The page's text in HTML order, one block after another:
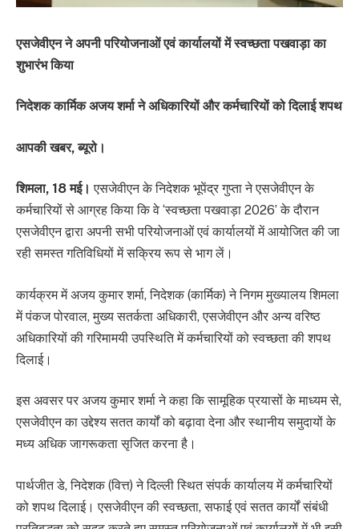
एसजेवीएन ने अपनी परियोजनाओं एवं कार्यालयों में स्वच्छता पखवाड़ा का
शुभारंभ किया
निदेशक कार्मिक अजय शर्मा ने अधिकारियों और कर्मचारियों को दिलाई शपथ
आपकी खबर, ब्यूरो।
शिमला, 18 मई। एसजेवीएन के निदेशक भूपेंद्र गुप्ता ने एसजेवीएन के
कर्मचारियों से आग्रह किया कि वे ‘स्वच्छता पखवाड़ा 2026’ के दौरान
एसजेवीएन द्वारा अपनी सभी परियोजनाओं एवं कार्यालयों में आयोजित की जा
रही समस्त गतिविधियों में सक्रिय रूप से भाग लें।
कार्यक्रम में अजय कुमार शर्मा, निदेशक (कार्मिक) ने निगम मुख्यालय शिमला
में पंकज पोरवाल, मुख्‍य सतर्कता अधि‍कारी, एसजेवीएन और अन्य वरिष्ठ
अधिकारियों की गरिमामयी उपस्थिति में कर्मचारियों को स्वच्छता की शपथ
दिलाई।
इस अवसर पर अजय कुमार शर्मा ने कहा कि सामूहिक प्रयासों के माध्यम से,
एसजेवीएन का उद्देश्य सतत कार्यों को बढ़ावा देना और स्थानीय समुदायों के
मध्‍य अधिक जागरूकता सृजित करना है।
पार्थजीत डे, निदेशक (वित्त) ने दिल्ली स्थित संपर्क कार्यालय में कर्मचारियों
को शपथ दिलाई। एसजेवीएन की स्वच्छता, सफाई एवं सतत कार्यों संबंधी